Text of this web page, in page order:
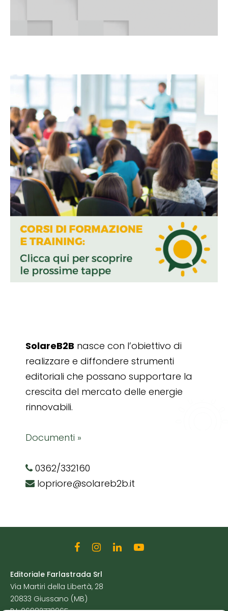
SolareB2B nasce con l’obiettivo di
realizzare e diffondere strumenti
editoriali che possano supportare la
crescita del mercato delle energie
rinnovabili.
Documenti »
0362/332160
lopriore@solareb2b.it
Editoriale Farlastrada Srl
Via Martiri della Libertà, 28
20833 Giussano (MB)